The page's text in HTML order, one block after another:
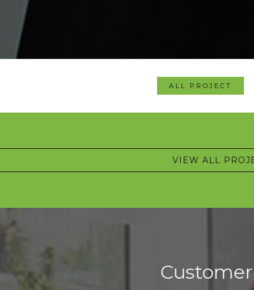
ALL PROJECT
VIEW ALL